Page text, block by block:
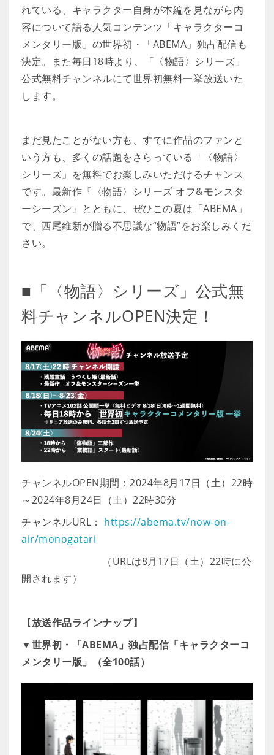
れている、キャラクター自身が本編を見ながら内
容について語る人気コンテンツ「キャラクターコ
メンタリー版」の世界初・「ABEMA」独占配信も
決定。また毎日18時より、「〈物語〉シリーズ」
公式無料チャンネルにて世界初無料一挙放送いた
します。
まだ見たことがない方も、すでに作品のファンと
いう方も、多くの話題をさらっている「〈物語〉
シリーズ」を無料でお楽しみいただけるチャンス
です。最新作『〈物語〉シリーズ オフ&モンスタ
ーシーズン』とともに、ぜひこの夏は「ABEMA」
で、西尾維新が贈る不思議な“物語”をお楽しみくだ
さい。
■「〈物語〉シリーズ」公式無
料チャンネルOPEN決定！
チャンネルOPEN期間：2024年8月17日（土）22時
～2024年8月24日（土）22時30分
チャンネルURL： https://abema.tv/now-on-
air/monogatari
（URLは8月17日（土）22時に公
開されます）
【放送作品ラインナップ】
▼世界初・「ABEMA」独占配信「キャラクターコ
メンタリー版」（全100話）